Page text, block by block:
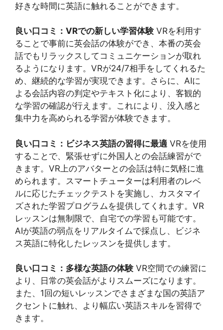
好きな時間に英語に触れることができます。
良い口コミ：VRでの新しい学習体験VRを利用す
ることで事前に英会話の体験ができ、本番の英会
話でもリラックスしてコミュニケーションが取れ
るようになります。VRが24/7相手をしてくれるた
め、継続的な学習が実現できます。さらに、AIに
よる会話内容の判定やテキスト化により、客観的
な学習の確認が行えます。これにより、没入感と
集中力を高められる学習が体験できます。
良い口コミ：ビジネス英語の習得に最適 VRを使用
することで、緊張せずに外国人との会話練習がで
きます。VR上のアバターとの会話は特に気軽に進
められます。スマートチューターは利用者のレベ
ルに応じたチェックテストを実施し、カスタマイ
ズされた学習プログラムを提供してくれます。VR
レッスンは無制限で、自宅での学習も可能です。
AIが英語の弱点をリアルタイムで採点し、ビジネ
ス英語に特化したレッスンを提供します。
良い口コミ：多様な英語の体験VR空間での練習に
より、日常の英会話がよりスムーズになります。
また、1回の短いレッスンでさまざまな国の英語ア
クセントに触れ、より幅広い英語スキルを習得で
きます。